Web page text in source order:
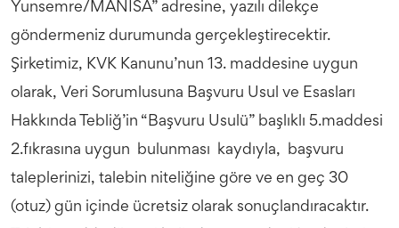
Yunsemre/MANİSA” adresine, yazılı dilekçe
göndermeniz durumunda gerçekleştirecektir.
Şirketimiz, KVK Kanunu’nun 13. maddesine uygun
olarak, Veri Sorumlusuna Başvuru Usul ve Esasları
Hakkında Tebliğ’in “Başvuru Usulü” başlıklı 5.maddesi
2.fıkrasına uygun bulunması kaydıyla, başvuru
taleplerinizi, talebin niteliğine göre ve en geç 30
(otuz) gün içinde ücretsiz olarak sonuçlandıracaktır.